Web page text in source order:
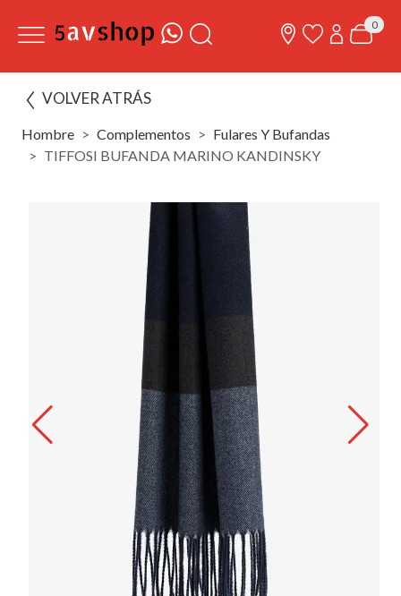
0
VOLVER ATRÁS
Hombre Complementos
Fulares Y Bufandas
TIFFOSI BUFANDA MARINO KANDINSKY